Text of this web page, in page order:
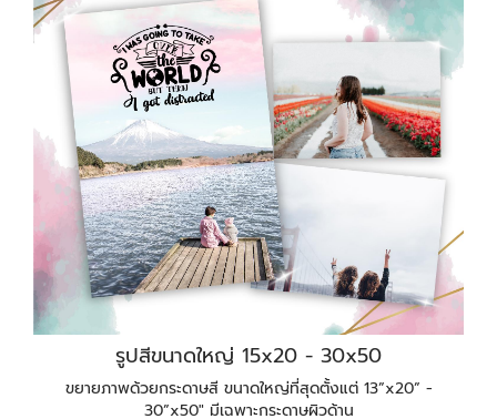
รูปสีขนาดใหญ่ 15x20 - 30x50
ขยายภาพด้วยกระดาษสี ขนาดใหญ่ที่สุดตั้งแต่ 13”x20” -
30”x50" มีเฉพาะกระดาษผิวด้าน